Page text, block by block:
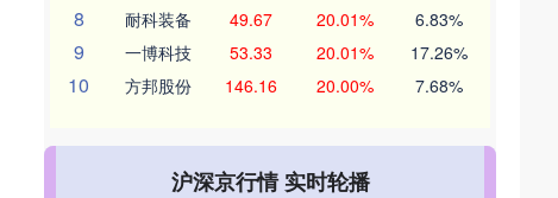
8 耐科装备 49.67 20.01% 6.83%
9 一博科技 53.33 20.01% 17.26%
10 方邦股份 146.16 20.00% 7.68%
沪深京行情 实时轮播